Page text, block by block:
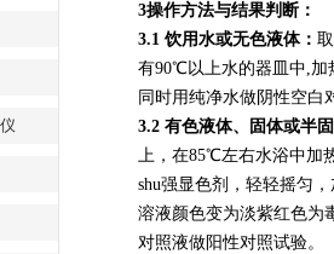
3操作方法与结果判断：
3.1 饮用水或无色液体：
有90℃以上水的器皿中,加
同时用纯净水做阴性空白
3.2 有色液体、固体或半
上，在85℃左右水浴中加
shu强显色剂，轻轻摇匀
溶液颜色变为淡紫红色为
对照液做阳性对照试验。